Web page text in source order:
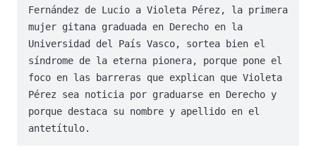
Fernández de Lucio a Violeta Pérez, la primera
mujer gitana graduada en Derecho en la
Universidad del País Vasco, sortea bien el
síndrome de la eterna pionera, porque pone el
foco en las barreras que explican que Violeta
Pérez sea noticia por graduarse en Derecho y
porque destaca su nombre y apellido en el
antetítulo.